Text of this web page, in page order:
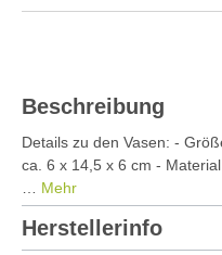
Beschreibung
Details zu den Vasen: -
ca. 6 x 14,5 x 6 cm -
Mehr
Herstellerinfo